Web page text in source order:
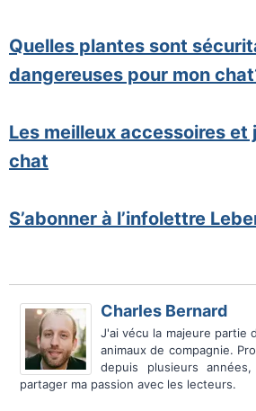
Quelles plantes sont
dangereuses pour mon
Les meilleux accessoires et
chat
S’abonner à l’infolettre
Charles Bernard
J'ai vécu la majeure partie
animaux de compagnie.
depuis plusieurs
partager ma passion avec les lecteurs.